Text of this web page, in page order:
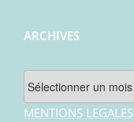
ARCHIVES
Archives
MENTIONS LEGALES